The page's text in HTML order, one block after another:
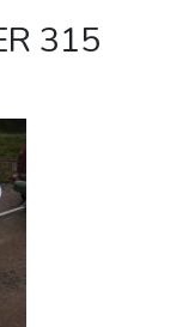
315